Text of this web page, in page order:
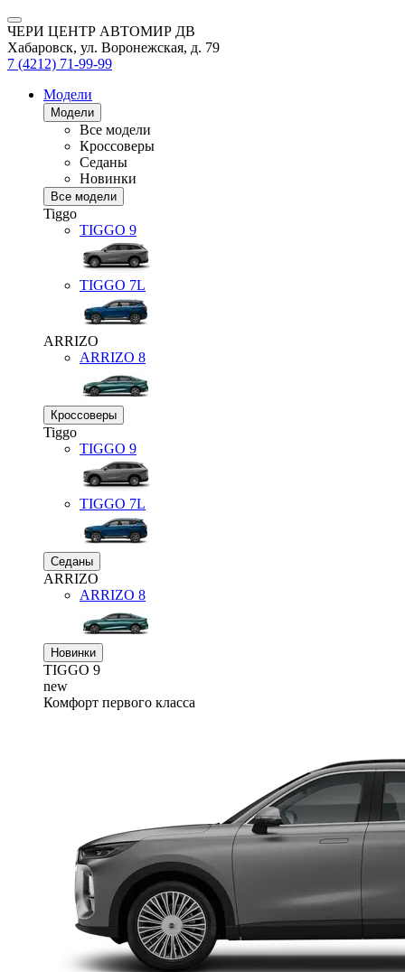
ЧЕРИ ЦЕНТР АВТОМИР ДВ
Хабаровск, ул. Воронежская, д. 79
7 (4212) 71-99-99
Модели
Модели
Все модели
Кроссоверы
Седаны
Новинки
Все модели
Tiggo
TIGGO 9
TIGGO 7L
ARRIZO
ARRIZO 8
Кроссоверы
Tiggo
TIGGO 9
TIGGO 7L
Седаны
ARRIZO
ARRIZO 8
Новинки
TIGGO 9
new
Комфорт первого класса